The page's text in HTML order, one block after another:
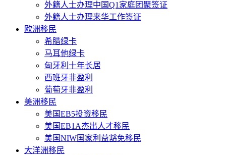
外籍人士办理中国Q1家庭团聚签证
外籍人士办理来华工作签证
欧洲移民
希腊绿卡
马耳他绿卡
匈牙利十年长居
西班牙非盈利
葡萄牙非盈利
美洲移民
美国EB5投资移民
美国EB1A杰出人才移民
美国NIW国家利益豁免移民
大洋洲移民